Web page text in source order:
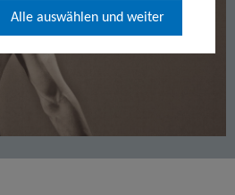
Alle auswählen und weiter